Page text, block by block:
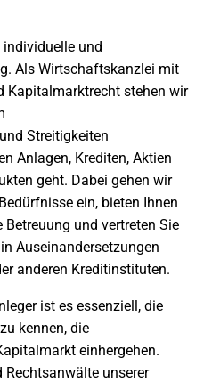
individuelle und
Als Wirtschaftskanzlei mit
Kapitalmarktrecht stehen wir
Streitigkeiten
Anlagen, Krediten, Aktien
geht. Dabei gehen wir
ein, bieten Ihnen
und vertreten Sie
Auseinandersetzungen
anderen Kreditinstituten.
ist es essenziell, die
kennen, die
einhergehen.
unserer